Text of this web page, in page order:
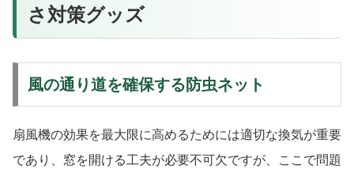
さ対策グッズ
風の通り道を確保する防虫ネット
扇風機の効果を最大限に高めるためには適切な換気が重要
であり、窓を開ける工夫が必要不可欠ですが、ここで問題